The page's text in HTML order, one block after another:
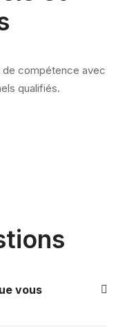
de compétence avec
qualifiés.
vous